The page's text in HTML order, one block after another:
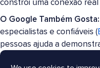
constrói uma conexão
O Google Também Gosta:
especialistas e confiáveis (
pessoas ajuda a